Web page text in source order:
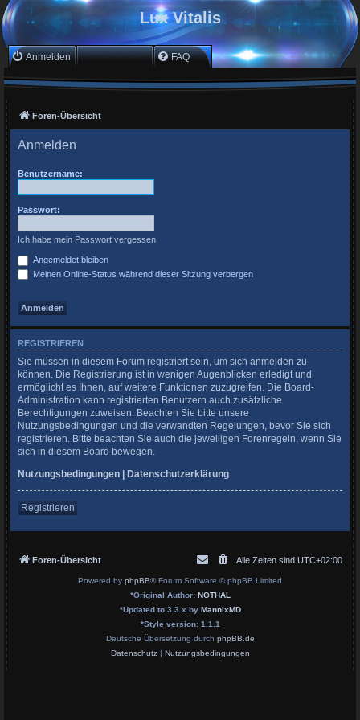
Lux Vitalis
Anmelden Registrieren FAQ
Foren-Übersicht
Anmelden
Benutzername:
Passwort:
Ich habe mein Passwort vergessen
Angemeldet bleiben
Meinen Online-Status während dieser Sitzung verbergen
REGISTRIEREN
Sie müssen in diesem Forum registriert sein, um sich anmelden zu
können. Die Registrierung ist in wenigen Augenblicken erledigt und
ermöglicht es Ihnen, auf weitere Funktionen zuzugreifen. Die Board-
Administration kann registrierten Benutzern auch zusätzliche
Berechtigungen zuweisen. Beachten Sie bitte unsere
Nutzungsbedingungen und die verwandten Regelungen, bevor Sie sich
registrieren. Bitte beachten Sie auch die jeweiligen Forenregeln, wenn Sie
sich in diesem Board bewegen.
Nutzungsbedingungen | Datenschutzerklärung
Registrieren
Foren-Übersicht Alle Zeiten sind UTC+02:00
Powered by phpBB® Forum Software © phpBB Limited
*Original Author: NOTHAL
*Updated to 3.3.x by MannixMD
*Style version: 1.1.1
Deutsche Übersetzung durch phpBB.de
Datenschutz| Nutzungsbedingungen